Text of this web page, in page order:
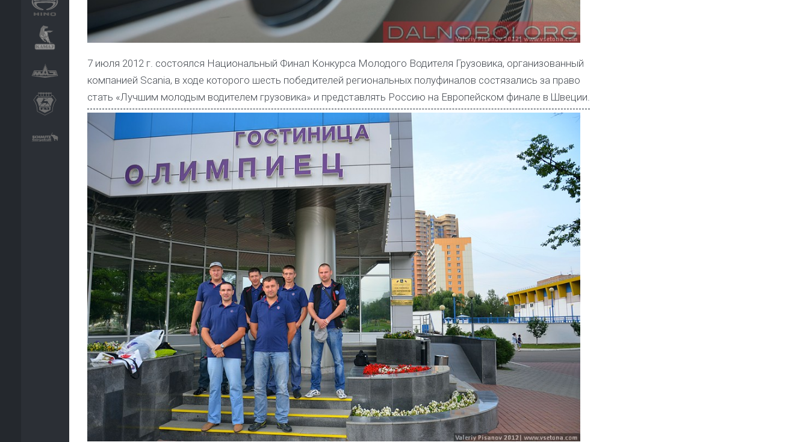
7 июля 2012 г. состоялся Национальный Финал Конкурса Молодого Водителя Грузовика, организованный
компанией Scania, в ходе которого шесть победителей региональных полуфиналов состязались за право
стать «Лучшим молодым водителем грузовика» и представлять Россию на Европейском финале в Швеции.